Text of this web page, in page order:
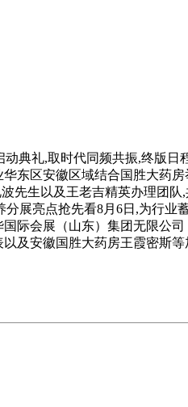
礼,取时代同频共振,终版日
东区安徽区域结合国胜大药
先生以及王老吉精英办理团
亮点抢先看8月6日,为行业
际会展（山东）集团无限公
及安徽国胜大药房王霞密斯等